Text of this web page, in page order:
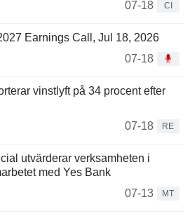
07-18
CI
Earnings Call, Jul 18, 2026
07-18
vinstlyft på 34 procent efter
07-18
RE
utvärderar verksamheten i
med Yes Bank
07-13
MT